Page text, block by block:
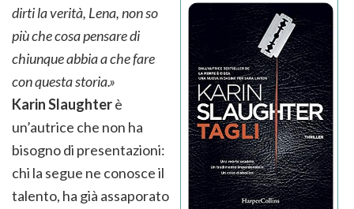
dirti la verità, Lena, non so
più che cosa pensare di
chiunque abbia a che fare
con questa storia.»
Karin Slaughterè
un’autrice che non ha
bisogno di presentazioni:
chi la segue ne conosce il
talento, ha già assaporato